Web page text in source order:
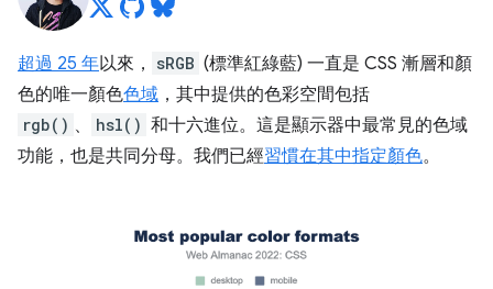
超過 25 年以來， sRGB (標準紅綠藍) 一直是 CSS 漸層和顏
色的唯一顏色色域 ，其中提供的色彩空間包括
rgb() 、 hsl() 和十六進位。這是顯示器中最常見的色域
功能，也是共同分母。我們已經習慣在其中指定顏色。